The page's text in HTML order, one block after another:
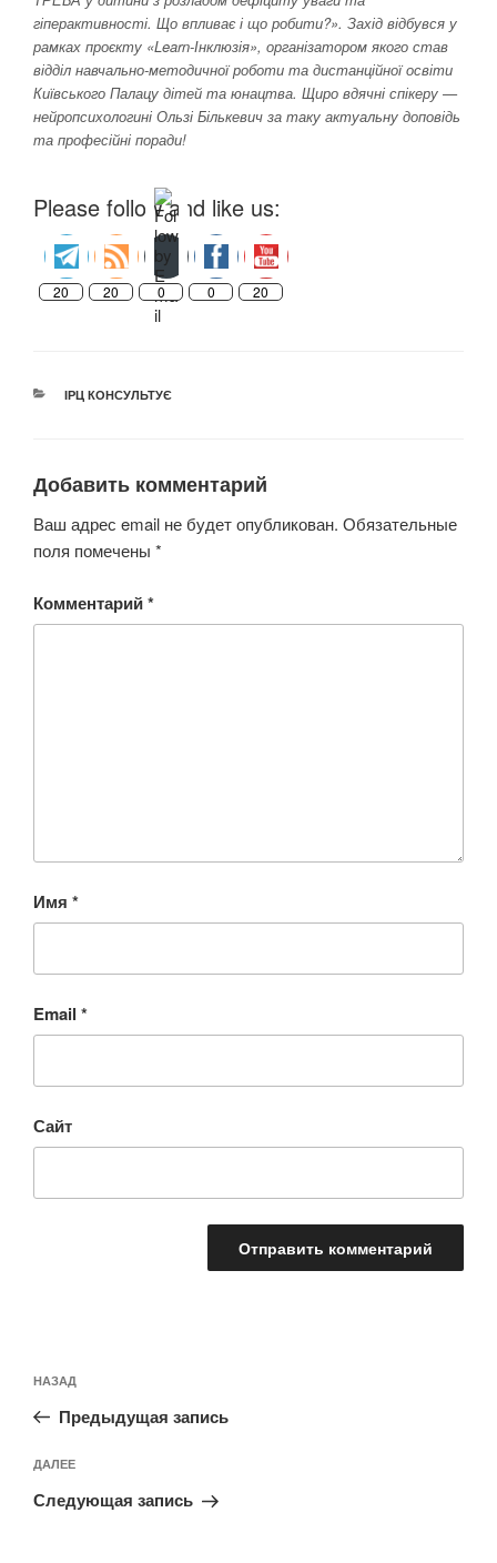
гіперактивності. Що впливає і що робити?». Захід відбувся у
рамках проєкту «Learn-Інклюзія», організатором якого став
відділ навчально-методичної роботи та дистанційної освіти
Київського Палацу дітей та юнацтва. Щиро вдячні спікеру —
нейропсихологині Ользі Бількевич за таку актуальну доповідь
та професійні поради!
Please follow and like us:
20 20 0 0 20
РУБРИКИ
ІРЦ КОНСУЛЬТУЄ
Добавить комментарий
Ваш адрес email не будет опубликован. Обязательные
поля помечены *
Комментарий*
Имя *
Email *
Сайт
по
записям
Предыдущая
запись:
НАЗАД
Предыдущая запись
Следующая
запись
ДАЛЕЕ
Следующая запись